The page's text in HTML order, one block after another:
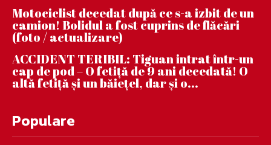
Motociclist decedat după ce s-a izbit de un
camion! Bolidul a fost cuprins de flăcări
(foto / actualizare)
ACCIDENT TERIBIL: Tiguan intrat într-un
cap de pod – O fetiță de 9 ani decedată! O
altă fetiță și un băiețel, dar și o...
Populare